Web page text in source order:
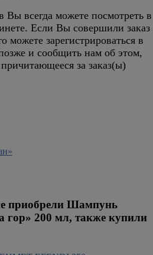
Вы всегда можете посмотреть в
Если Вы совершили заказ
можете зарегистрироваться в
и сообщить нам об этом,
за заказ(ы)
приобрели Шампунь
гор» 200 мл, также купили